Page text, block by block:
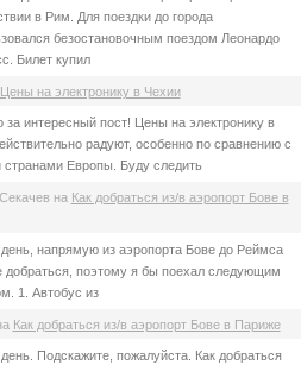
в Рим. Для поездки до города
безостановочным поездом Леонардо
Билет купил
Цены на электронику в Чехии
за интересный пост! Цены на электронику в
радуют, особенно по сравнению с
странами Европы. Буду следить
на Как добраться из/в аэропорт Бове в
напрямую из аэропорта Бове до Реймса
добраться, поэтому я бы поехал следующим
1. Автобус из
Как добраться из/в аэропорт Бове в Париже
Подскажите, пожалуйста. Как добраться